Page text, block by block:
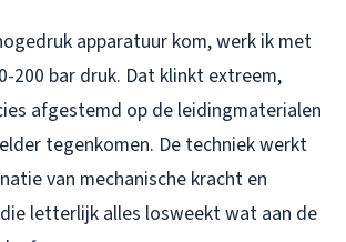
apparatuur kom, werk ik met
200 bar druk. Dat klinkt extreem,
afgestemd op de leidingmaterialen
tegenkomen. De techniek werkt
van mechanische kracht en
letterlijk alles losweekt wat aan de